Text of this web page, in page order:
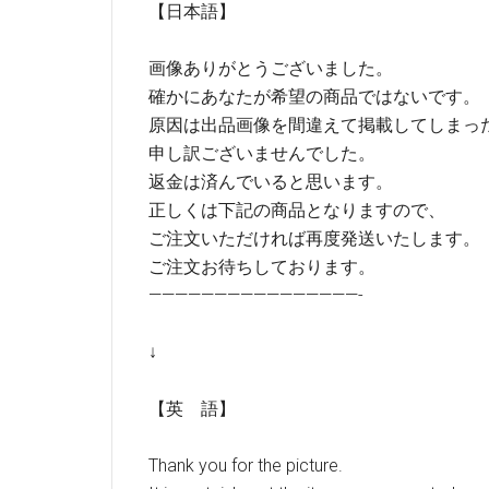
【日本語】
画像ありがとうございました。
確かにあなたが希望の商品ではないです。
原因は出品画像を間違えて掲載してしまっ
申し訳ございませんでした。
返金は済んでいると思います。
正しくは下記の商品となりますので、
ご注文いただければ再度発送いたします。
ご注文お待ちしております。
————————————————-
↓
【英 語】
Thank you for the picture.